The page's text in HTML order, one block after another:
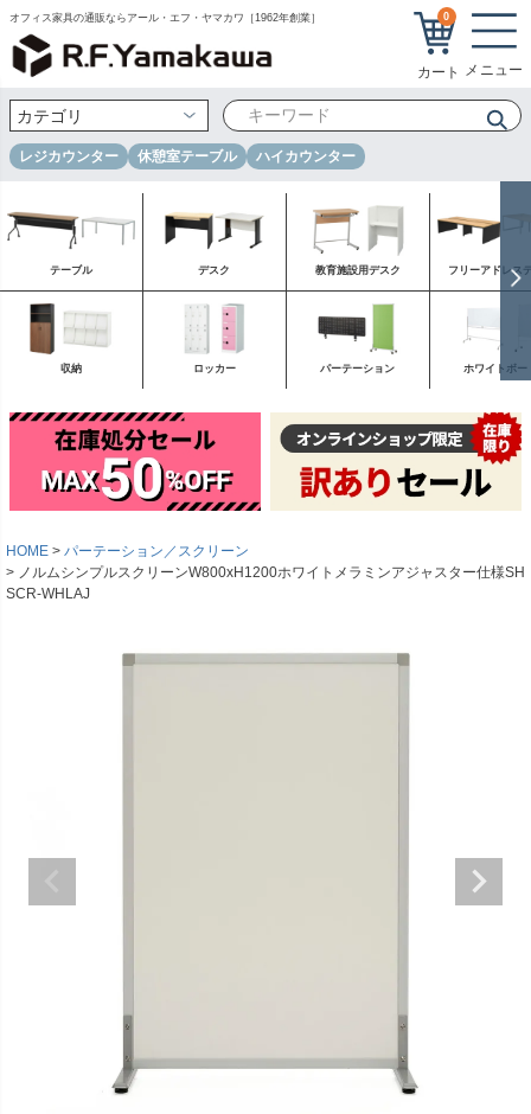
オフィス家具の通販ならアール・エフ・ヤマカワ［1962年創業］ 0
レジカウンター 休憩室テーブル ハイカウンター
テーブル デスク 教育施設用デスク フリーアドレス
収納 ロッカー パーテーション ホワイトボー
HOME
パーテーション／スクリーン
ノルムシンプルスクリーンW800xH1200ホワイトメラミンアジャスター仕様SH
SCR-WHLAJ